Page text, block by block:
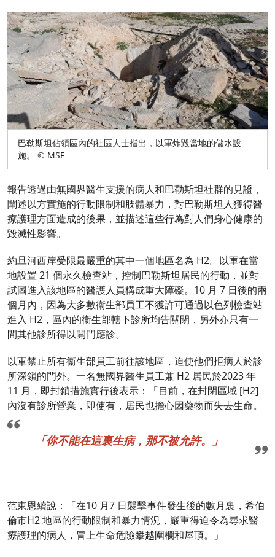
巴勒斯坦佔領區內的社區人士指出，以軍炸毀當地的儲水設
施。 © MSF
報告透過由無國界醫生支援的病人和巴勒斯坦社群的見證，
闡述以方實施的行動限制和肢體暴力，對巴勒斯坦人獲得醫
療護理方面造成的後果，並描述這些行為對人們身心健康的
毀滅性影響。
約旦河西岸受限最嚴重的其中一個地區名為 H2。以軍在當
地設置 21 個永久檢查站，控制巴勒斯坦居民的行動，並對
試圖進入該地區的醫護人員構成重大障礙。10 月 7 日後的兩
個月內，因為大多數衞生部員工不獲許可通過以色列檢查站
進入 H2，區內的衞生部轄下診所均告關閉，另外亦只有一
間其他診所得以開門應診。
以軍禁止所有衞生部員工前往該地區，迫使他們拒病人於診
所深鎖的門外。一名無國界醫生員工兼 H2 居民於2023 年
11 月，即封鎖措施實行後表示：「目前，在封閉區域 [H2]
內沒有診所營業，即使有，居民也擔心因藥物而失去生命。
「你不能在這裏生病，那不被允許。」
范東恩續說：「在10 月7 日襲擊事件發生後的數月裏，希伯
倫市H2 地區的行動限制和暴力情況，嚴重得迫令為尋求醫
療護理的病人，冒上生命危險攀越圍欄和屋頂。」